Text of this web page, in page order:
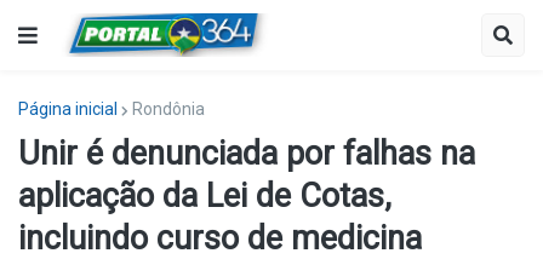
Página inicial Rondônia
Unir é denunciada por falhas na
aplicação da Lei de Cotas,
incluindo curso de medicina